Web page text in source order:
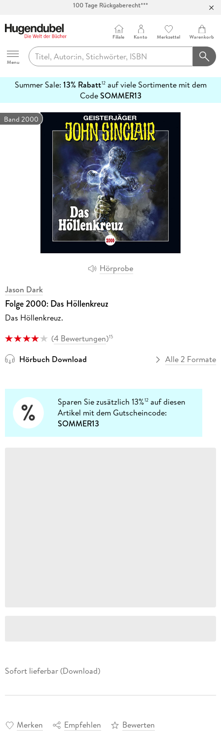
Abholung in über 100 Filialen
Hugendubel
Menu
Filiale Konto Merkzettel Warenkorb
Summer Sale: 13% Rabatt12auf viele Sortimente mit dem
CodeSOMMER13
erfahren
Hörprobe
Band 2000
Jason Dark
Folge 2000: Das Höllenkreuz
Das Höllenkreuz.
(4 Bewertungen)15
Hörbuch Download Alle 2 Formate
Sparen Sie zusätzlich 13%12 auf diesen
Artikel mit dem Gutscheincode:
SOMMER13
Sofort lieferbar (Download)
Merken Empfehlen Bewerten